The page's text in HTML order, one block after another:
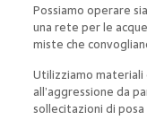
Possiamo operare
una rete per le
miste che
Utilizziamo materiali
all’aggressione da
sollecitazioni di